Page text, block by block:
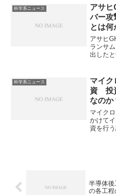
７°）で
て、シ
の応用
のかを
科学系ニュース
アサヒ
バー
とは何
いるの
アサヒ
ランサ
出した
で、そ
する不
ていま
ような
できます
科学系ニュース
マイク
資 投
なのか
マイク
かけて
資を行
半導体
の各工程